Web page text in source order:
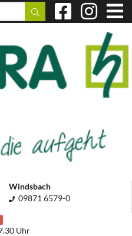
Windsbach
09871 6579-0
Uhr